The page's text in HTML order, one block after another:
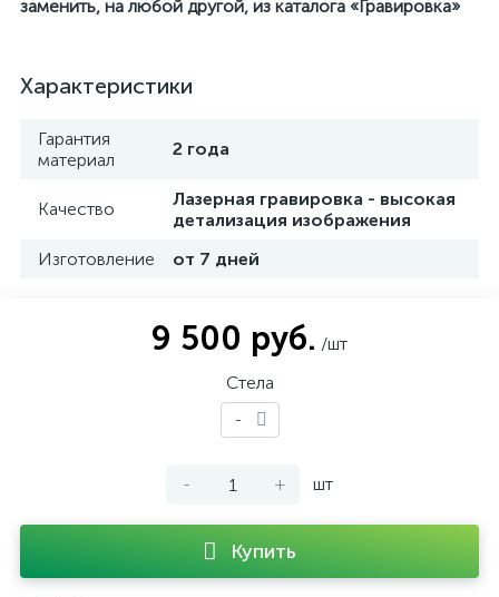
заменить, на любой другой, из каталога «Гравировка»
Характеристики
Гарантия
материал
2 года
Качество
Лазерная гравировка - высокая
детализация изображения
Изготовление
от 7 дней
9 500 руб. /шт
Стела
-
- + шт
Купить